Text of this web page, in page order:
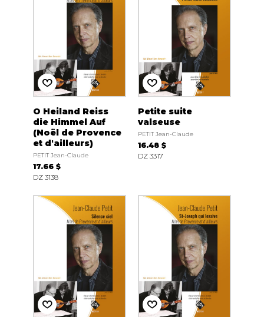
O Heiland Reiss
die Himmel Auf
(Noël de Provence
et d'ailleurs)
PETIT Jean-Claude
17.66 $
DZ 3138
Petite suite
valseuse
PETIT Jean-Claude
16.48 $
DZ 3317